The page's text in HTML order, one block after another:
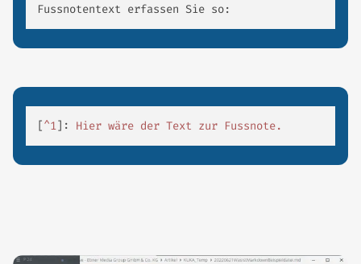
Fussnotentext erfassen Sie so:
[^1]: Hier wäre der Text zur Fussnote.